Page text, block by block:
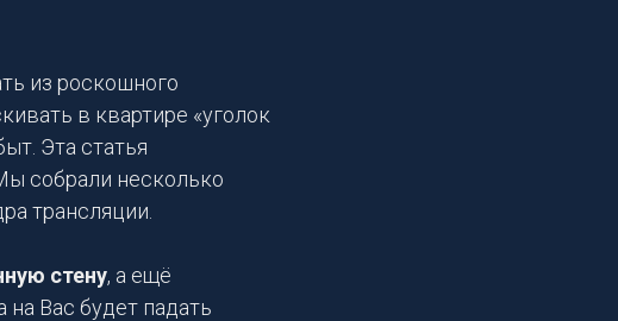
из роскошного
в квартире «уголок
Эта статья
собрали несколько
трансляции.
стену, а ещё
на Вас будет падать